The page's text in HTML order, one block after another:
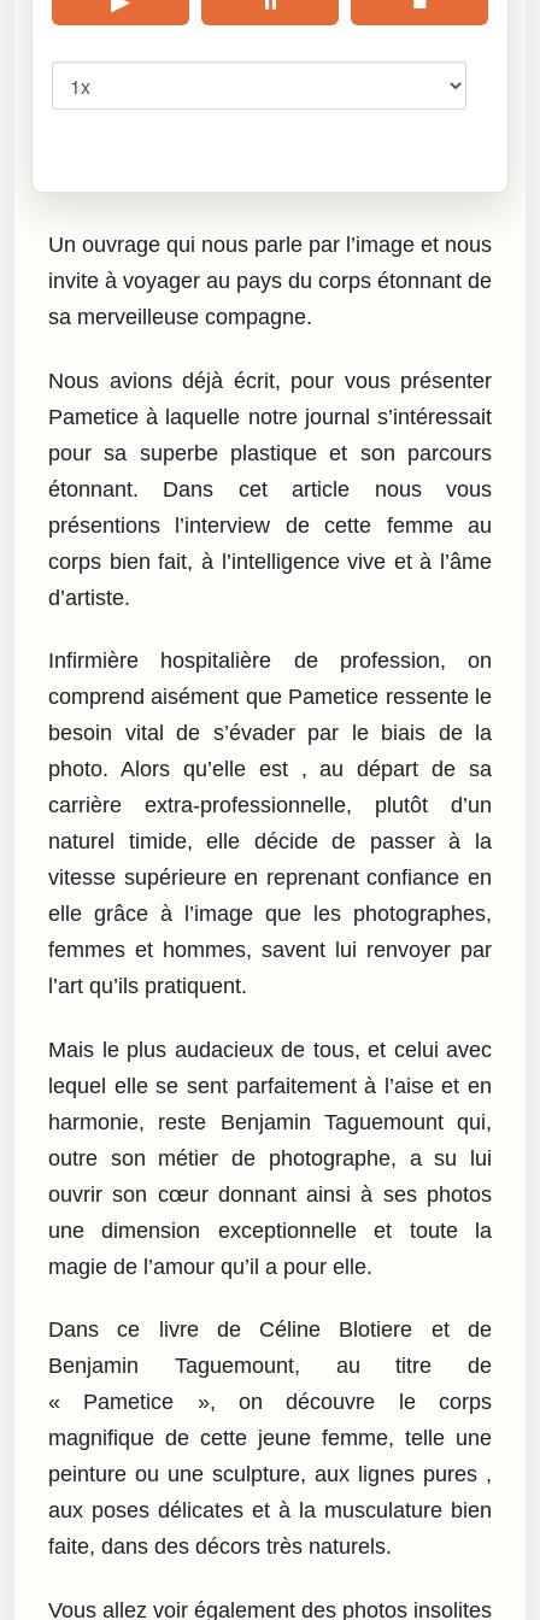
Un ouvrage qui nous parle par l’image et nous
invite à voyager au pays du corps étonnant de
sa merveilleuse compagne.
Nous avions déjà écrit, pour vous présenter
Pametice à laquelle notre journal s’intéressait
pour sa superbe plastique et son parcours
étonnant. Dans cet article nous vous
présentions l’interview de cette femme au
corps bien fait, à l’intelligence vive et à l’âme
d’artiste.
Infirmière hospitalière de profession, on
comprend aisément que Pametice ressente le
besoin vital de s’évader par le biais de la
photo. Alors qu’elle est , au départ de sa
carrière extra-professionnelle, plutôt d’un
naturel timide, elle décide de passer à la
vitesse supérieure en reprenant confiance en
elle grâce à l’image que les photographes,
femmes et hommes, savent lui renvoyer par
l’art qu’ils pratiquent.
Mais le plus audacieux de tous, et celui avec
lequel elle se sent parfaitement à l’aise et en
harmonie, reste Benjamin Taguemount qui,
outre son métier de photographe, a su lui
ouvrir son cœur donnant ainsi à ses photos
une dimension exceptionnelle et toute la
magie de l’amour qu’il a pour elle.
Dans ce livre de Céline Blotiere et de
Benjamin Taguemount, au titre de
« Pametice », on découvre le corps
magnifique de cette jeune femme, telle une
peinture ou une sculpture, aux lignes pures ,
aux poses délicates et à la musculature bien
faite, dans des décors très naturels.
Vous allez voir également des photos insolites